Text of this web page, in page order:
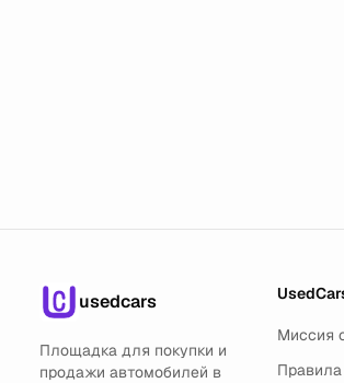
usedcars
Площадка для покупки и
продажи автомобилей в
Миссия